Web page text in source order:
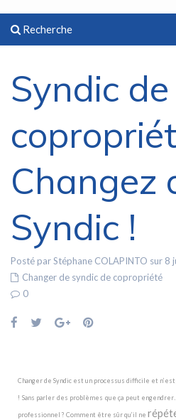
Recherche
Syndic de
Changez
Syndic !
Posté par Stéphane COLAPINTO sur 8
Changer de syndic de copropriété
0
Changer de Syndic est un processus difficile et
! Sans parler des problèmes que ça peut
professionnel ? Comment être sûr qu’il ne